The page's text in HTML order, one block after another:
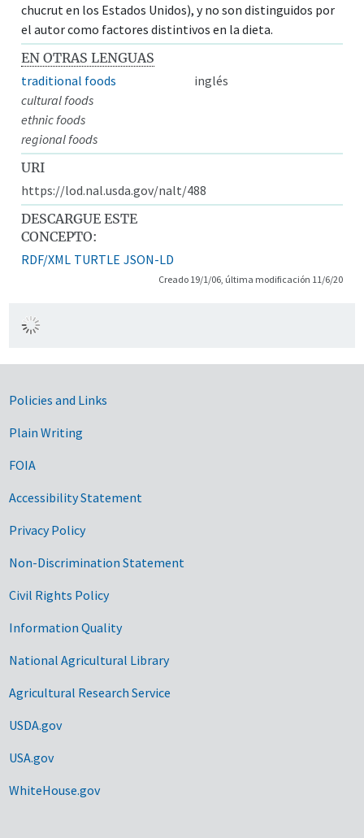
chucrut en los Estados Unidos), y no son distinguidos por
el autor como factores distintivos en la dieta.
EN OTRAS LENGUAS
traditional foods
inglés
cultural foods
ethnic foods
regional foods
URI
https://lod.nal.usda.gov/nalt/488
DESCARGUE ESTE
CONCEPTO:
RDF/XML TURTLE JSON-LD
Creado 19/1/06, última modificación 11/6/20
Government Links
Policies and Links
Plain Writing
FOIA
Accessibility Statement
Privacy Policy
Non-Discrimination Statement
Civil Rights Policy
Information Quality
National Agricultural Library
Agricultural Research Service
USDA.gov
USA.gov
WhiteHouse.gov